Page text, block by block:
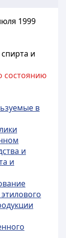
1999
и
состоянию
в
и
и